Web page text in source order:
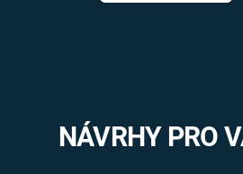
NÁVRHY PRO